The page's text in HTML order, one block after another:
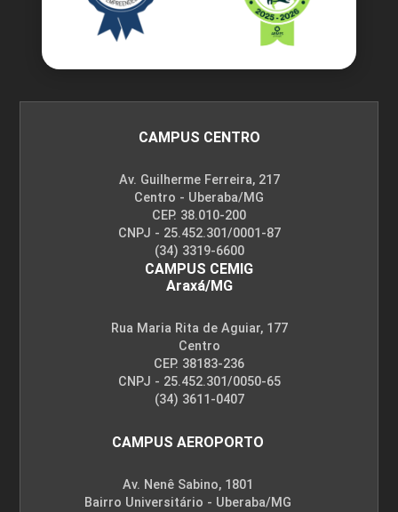
CAMPUS CENTRO
Av. Guilherme Ferreira, 217
Centro - Uberaba/MG
CEP. 38.010-200
CNPJ - 25.452.301/0001-87
(34) 3319-6600
CAMPUS CEMIG
Araxá/MG
Rua Maria Rita de Aguiar, 177
Centro
CEP. 38183-236
CNPJ - 25.452.301/0050-65
(34) 3611-0407
CAMPUS AEROPORTO
Av. Nenê Sabino, 1801
Bairro Universitário - Uberaba/MG